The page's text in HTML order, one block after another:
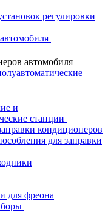
регулировки
автомобиля
и
станции
кондиционеров
для заправки
для фреона